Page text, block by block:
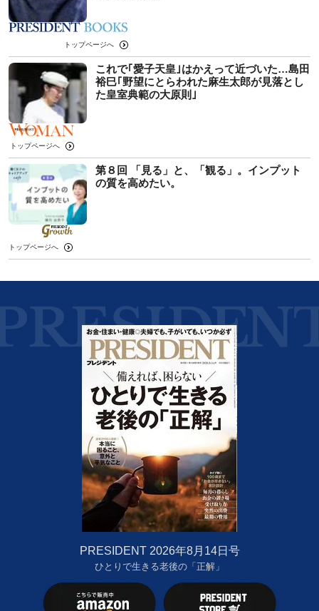
トップページへ
これで｢愛子天皇｣はかえって近づいた…島田
裕巳｢野望にとらわれた麻生太郎が見落とし
た皇室典範の大原則｣
トップページへ
第８回 「見る」と、「観る」。インプット
の質を高めたい。
トップページへ
PRESIDENT 2026年8月14日号
ひとりで生きる老後の「正解」